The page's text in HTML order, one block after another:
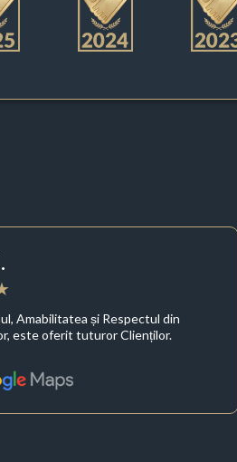
Amabilitatea și Respectul din
este oferit tuturor Clienților.